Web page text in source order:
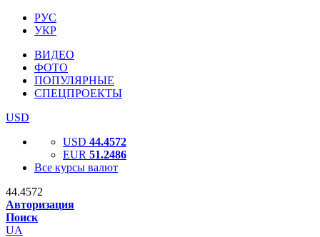
РУС
УКР
ВИДЕО
ФОТО
ПОПУЛЯРНЫЕ
СПЕЦПРОЕКТЫ
USD
USD 44.4572
EUR 51.2486
Все курсы валют
44.4572
Авторизация
Поиск
UA